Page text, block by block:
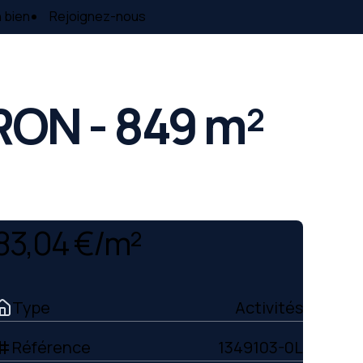
bien Rejoignez-nous
- 849 m²
€/m²
Type Activités
Référence 1349103-0L